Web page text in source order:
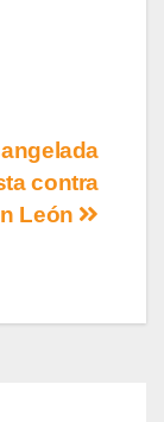
contra
León